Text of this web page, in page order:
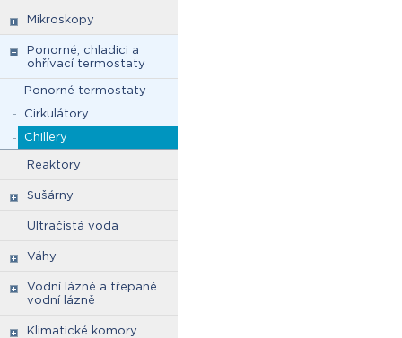
Mikroskopy
Ponorné, chladici a
ohřívací termostaty
Ponorné termostaty
Cirkulátory
Chillery
Reaktory
Sušárny
Ultračistá voda
Váhy
Vodní lázně a třepané
vodní lázně
Klimatické komory